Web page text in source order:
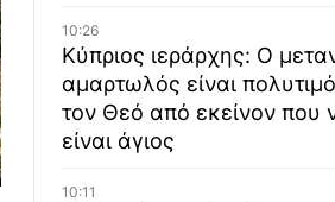
10:26
Κύπριος ιεράρχης: Ο
αμαρτωλός είναι
τον Θεό από εκείνον που
είναι άγιος
10:11